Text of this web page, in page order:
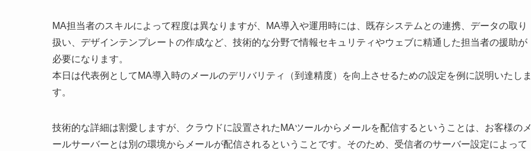
MA担当者のスキルによって程度は異なりますが、MA導入や運用時には、既存システムとの連携、データの取り
扱い、デザインテンプレートの作成など、技術的な分野で情報セキュリティやウェブに精通した担当者の援助が
必要になります。
本日は代表例としてMA導入時のメールのデリバリティ（到達精度）を向上させるための設定を例に説明いたしま
す。
技術的な詳細は割愛しますが、クラウドに設置されたMAツールからメールを配信するということは、お客様のメ
ールサーバーとは別の環境からメールが配信されるということです。そのため、受信者のサーバー設定によって